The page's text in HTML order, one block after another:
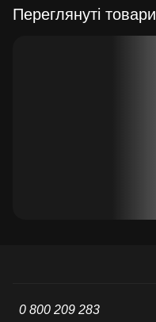
Переглянуті товари
0 800 209 283